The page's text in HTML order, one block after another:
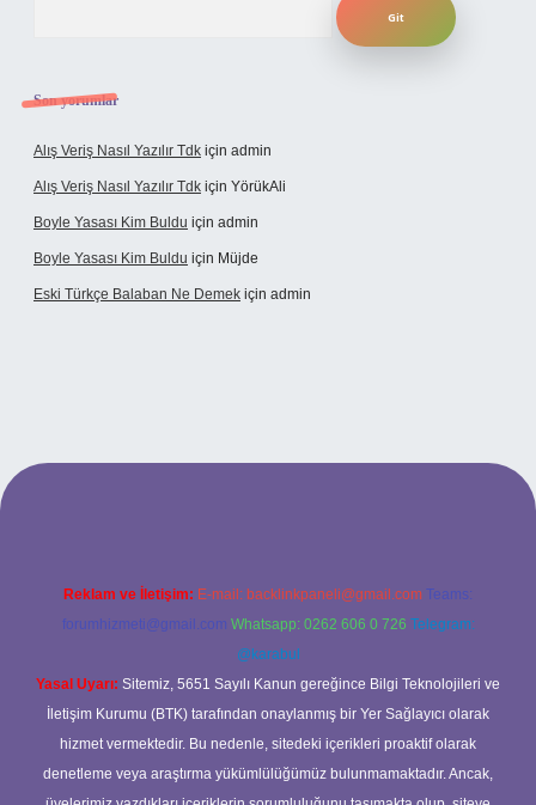
Son yorumlar
Alış Veriş Nasıl Yazılır Tdk için admin
Alış Veriş Nasıl Yazılır Tdk için YörükAli
Boyle Yasası Kim Buldu için admin
Boyle Yasası Kim Buldu için Müjde
Eski Türkçe Balaban Ne Demek için admin
betci casino
Reklam ve İletişim: E-mail: backlinkpaneli@gmail.com Teams:
forumhizmeti@gmail.com Whatsapp: 0262 606 0 726 Telegram:
@karabul
Yasal Uyarı: Sitemiz, 5651 Sayılı Kanun gereğince Bilgi Teknolojileri ve
İletişim Kurumu (BTK) tarafından onaylanmış bir Yer Sağlayıcı olarak
hizmet vermektedir. Bu nedenle, sitedeki içerikleri proaktif olarak
denetleme veya araştırma yükümlülüğümüz bulunmamaktadır. Ancak,